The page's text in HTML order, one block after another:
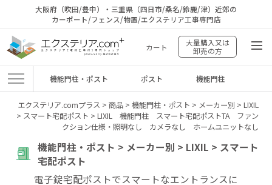
大阪府（吹田/豊中）・三重県（四日市/桑名/鈴鹿/津）近郊の
カーポート/フェンス/物置/エクステリア工事専門店
カート
大量購入又は
卸売の方
機能門柱・ポスト ポスト 機能門柱
エクステリア.comプラス > 商品> 機能門柱・ポスト > メーカー別 > LIXIL
> スマート宅配ポスト > LIXIL 機能門柱 スマート宅配ポストTA ファン
クション仕様・照明なし カメラなし ホームユニットなし
機能門柱・ポスト > メーカー別 > LIXIL > スマート
宅配ポスト
電子錠宅配ポストでスマートなエントランスに